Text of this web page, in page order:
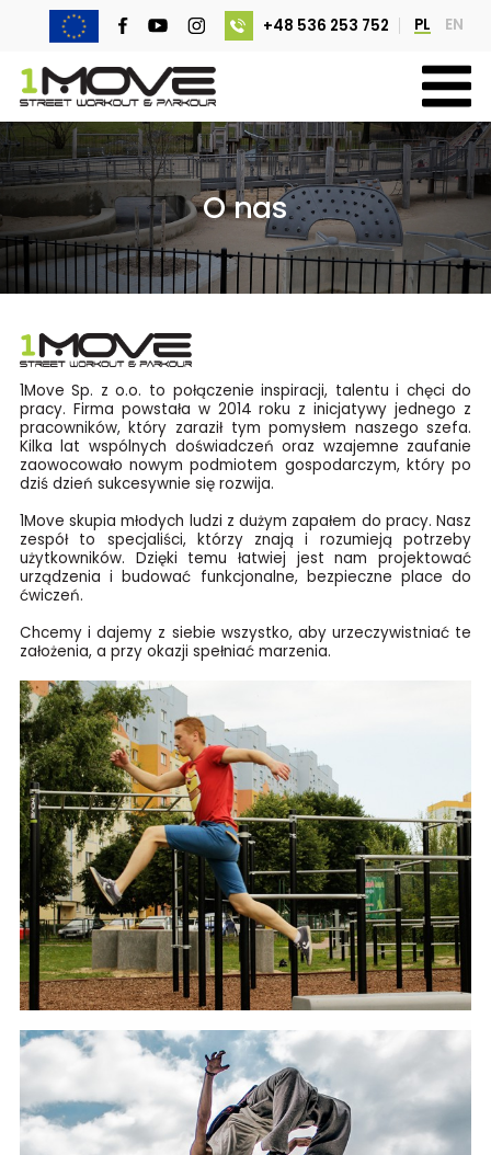
+48 536 253 752 PL EN
O nas
1Move Sp. z o.o. to połączenie inspiracji, talentu i chęci do
pracy. Firma powstała w 2014 roku z inicjatywy jednego z
pracowników, który zaraził tym pomysłem naszego szefa.
Kilka lat wspólnych doświadczeń oraz wzajemne zaufanie
zaowocowało nowym podmiotem gospodarczym, który po
dziś dzień sukcesywnie się rozwija.
1Move skupia młodych ludzi z dużym zapałem do pracy. Nasz
zespół to specjaliści, którzy znają i rozumieją potrzeby
użytkowników. Dzięki temu łatwiej jest nam projektować
urządzenia i budować funkcjonalne, bezpieczne place do
ćwiczeń.
Chcemy i dajemy z siebie wszystko, aby urzeczywistniać te
założenia, a przy okazji spełniać marzenia.